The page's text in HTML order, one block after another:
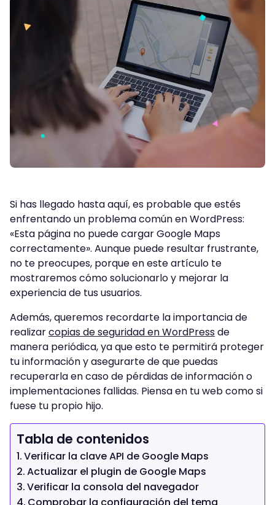
Si has llegado hasta aquí, es probable que estés
enfrentando un problema común en WordPress:
«Esta página no puede cargar Google Maps
correctamente». Aunque puede resultar frustrante,
no te preocupes, porque en este artículo te
mostraremos cómo solucionarlo y mejorar la
experiencia de tus usuarios.
Además, queremos recordarte la importancia de
realizarcopias de seguridad en WordPressde
manera periódica, ya que esto te permitirá proteger
tu información y asegurarte de que puedas
recuperarla en caso de pérdidas de información o
implementaciones fallidas. Piensa en tu web como si
fuese tu propio hijo.
Tabla de contenidos
Verificar la clave API de Google Maps
Actualizar el plugin de Google Maps
Verificar la consola del navegador